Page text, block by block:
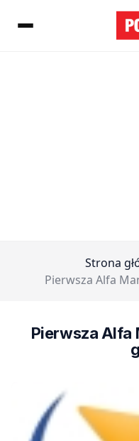
Strona
Pierwsza Alfa
Pierwsza Alfa